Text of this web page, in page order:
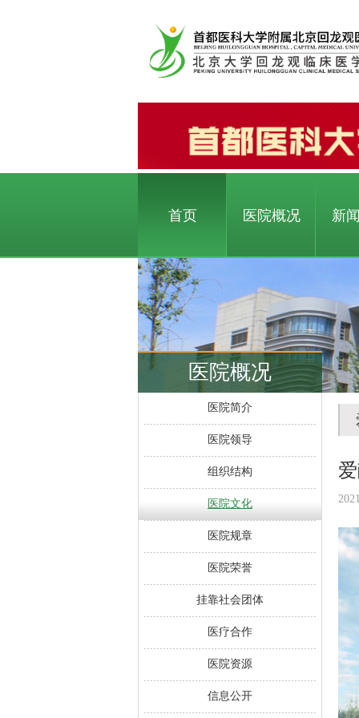
首页 医院概况 新
医院概况
医院简介
医院领导
组织结构
医院文化
医院规章
医院荣誉
挂靠社会团体
医疗合作
医院资源
信息公开